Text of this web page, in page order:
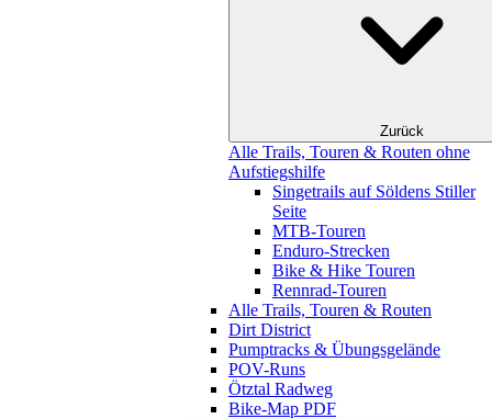
Zurück
Alle Trails, Touren & Routen ohne
Aufstiegshilfe
Singetrails auf Söldens Stiller
Seite
MTB-Touren
Enduro-Strecken
Bike & Hike Touren
Rennrad-Touren
Alle Trails, Touren & Routen
Dirt District
Pumptracks & Übungsgelände
POV-Runs
Ötztal Radweg
Bike-Map PDF